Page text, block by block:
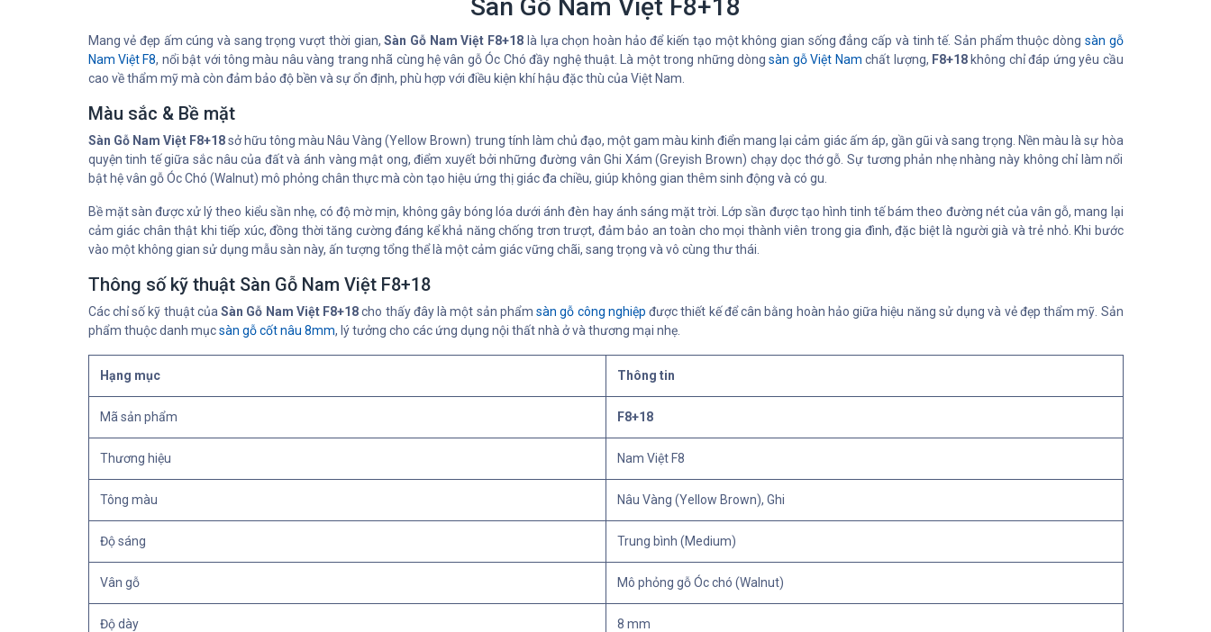
Sàn Gỗ Nam Việt F8+18
Mang vẻ đẹp ấm cúng và sang trọng vượt thời gian,Sàn Gỗ Nam Việt F8+18 là lựa chọn hoàn hảo để kiến tạo một không gian sống đẳng cấp và tinh tế. Sản phẩm thuộc dòng sàn gỗ
Nam Việt F8, nổi bật với tông màu nâu vàng trang nhã cùng hệ vân gỗ Óc Chó đầy nghệ thuật. Là một trong những dòngsàn gỗ Việt Nam chất lượng, F8+18không chỉ đáp ứng yêu cầu
cao về thẩm mỹ mà còn đảm bảo độ bền và sự ổn định, phù hợp với điều kiện khí hậu đặc thù của Việt Nam.
Màu sắc & Bề mặt
Sàn Gỗ Nam Việt F8+18sở hữu tông màu Nâu Vàng (Yellow Brown) trung tính làm chủ đạo, một gam màu kinh điển mang lại cảm giác ấm áp, gần gũi và sang trọng. Nền màu là sự hòa
quyện tinh tế giữa sắc nâu của đất và ánh vàng mật ong, điểm xuyết bởi những đường vân Ghi Xám (Greyish Brown) chạy dọc thớ gỗ. Sự tương phản nhẹ nhàng này không chỉ làm nổi
bật hệ vân gỗ Óc Chó (Walnut) mô phỏng chân thực mà còn tạo hiệu ứng thị giác đa chiều, giúp không gian thêm sinh động và có gu.
Bề mặt sàn được xử lý theo kiểu sần nhẹ, có độ mờ mịn, không gây bóng lóa dưới ánh đèn hay ánh sáng mặt trời. Lớp sần được tạo hình tinh tế bám theo đường nét của vân gỗ, mang lại
cảm giác chân thật khi tiếp xúc, đồng thời tăng cường đáng kể khả năng chống trơn trượt, đảm bảo an toàn cho mọi thành viên trong gia đình, đặc biệt là người già và trẻ nhỏ. Khi bước
vào một không gian sử dụng mẫu sàn này, ấn tượng tổng thể là một cảm giác vững chãi, sang trọng và vô cùng thư thái.
Thông số kỹ thuật Sàn Gỗ Nam Việt F8+18
Các chỉ số kỹ thuật của Sàn Gỗ Nam Việt F8+18cho thấy đây là một sản phẩm sàn gỗ công nghiệp được thiết kế để cân bằng hoàn hảo giữa hiệu năng sử dụng và vẻ đẹp thẩm mỹ. Sản
phẩm thuộc danh mụcsàn gỗ cốt nâu 8mm, lý tưởng cho các ứng dụng nội thất nhà ở và thương mại nhẹ.
Hạng mục Thông tin
Mã sản phẩm F8+18
Thương hiệu Nam Việt F8
Tông màu Nâu Vàng (Yellow Brown), Ghi
Độ sáng Trung bình (Medium)
Vân gỗ Mô phỏng gỗ Óc chó (Walnut)
Độ dày 8 mm